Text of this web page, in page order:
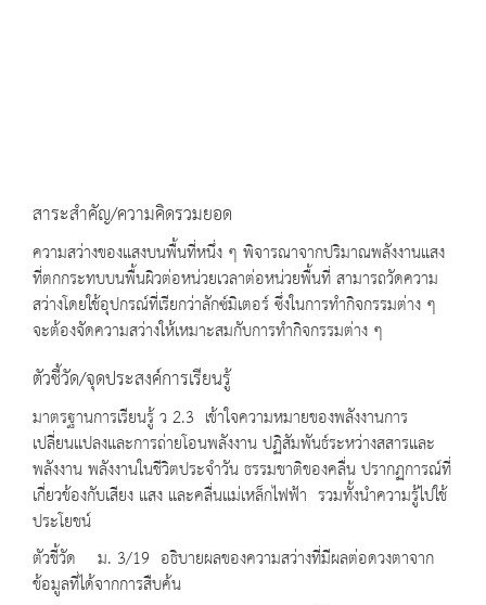
สาระสำคัญ/ความคิดรวมยอด
ความสว่างของแสงบนพื้นที่หนึ่ง ๆ พิจารณาจากปริมาณพลังงานแสง
ที่ตกกระทบบนพื้นผิวต่อหน่วยเวลาต่อหน่วยพื้นที่ สามารถวัดความ
สว่างโดยใช้อุปกรณ์ที่เรียกว่าลักซ์มิเตอร์ ซึ่งในการทำกิจกรรมต่าง ๆ
จะต้องจัดความสว่างให้เหมาะสมกับการทำกิจกรรมต่าง ๆ
ตัวชี้วัด/จุดประสงค์การเรียนรู้
มาตรฐานการเรียนรู้ ว 2.3 เข้าใจความหมายของพลังงานการ
เปลี่ยนแปลงและการถ่ายโอนพลังงาน ปฏิสัมพันธ์ระหว่างสสารและ
พลังงาน พลังงานในชีวิตประจำวัน ธรรมชาติของคลื่น ปรากฏการณ์ที่
เกี่ยวข้องกับเสียง แสง และคลื่นแม่เหล็กไฟฟ้า รวมทั้งนำความรู้ไปใช้
ประโยชน์
ตัวชี้วัด ม. 3/19 อธิบายผลของความสว่างที่มีผลต่อดวงตาจาก
ข้อมูลที่ได้จากการสืบค้น